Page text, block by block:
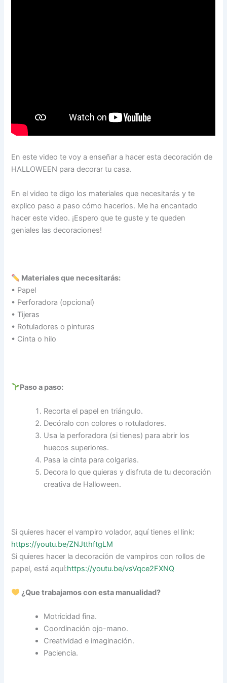
En este video te voy a enseñar a hacer esta decoración de
HALLOWEEN para decorar tu casa.
En el video te digo los materiales que necesitarás y te
explico paso a paso cómo hacerlos. Me ha encantado
hacer este video. ¡Espero que te guste y te queden
geniales las decoraciones!
Materiales que necesitarás:
• Papel
• Perforadora (opcional)
• Tijeras
• Rotuladores o pinturas
• Cinta o hilo
Paso a paso:
Recorta el papel en triángulo.
Decóralo con colores o rotuladores.
Usa la perforadora (si tienes) para abrir los
huecos superiores.
Pasa la cinta para colgarlas.
Decora lo que quieras y disfruta de tu decoración
creativa de Halloween.
Si quieres hacer el vampiro volador, aquí tienes el link:
https://youtu.be/ZNJtthftgLM
Si quieres hacer la decoración de vampiros con rollos de
papel, está aquí:https://youtu.be/vsVqce2FXNQ
¿Que trabajamos con esta manualidad?
Motricidad fina.
Coordinación ojo-mano.
Creatividad e imaginación.
Paciencia.